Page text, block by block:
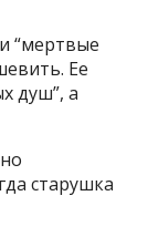
“мертвые
Ее
душ”, а
старушка